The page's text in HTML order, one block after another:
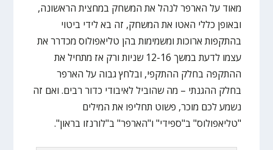
מאוד על הארפר לנהל את המשחק במחצית הראשונה,
ובאופן כללי האטו את המשחק, זה בא לידי ביטוי
בהתקפות ארוכות ומשמימות בהן טליאפולוס מכדרר את
עצמו לדעת במשך 12-16 שניות ורק אז מתחיל את
ההתקפה בחלק ההתקפי, ובלחץ גבוה על הארפר
בחלק ההגנתי – מה שהוביל לאיבודי כדור רבים. ואם זה
נשמע לכם מוכר, פשוט תחליפו את המילים
"טליאפולוס" ב"ספידי" ו"הארפר" ב"לורנזו בראון".